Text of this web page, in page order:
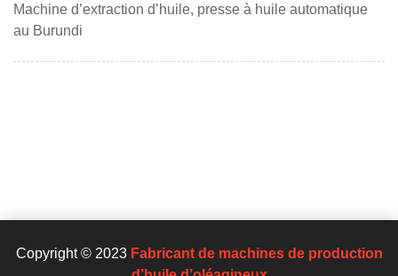
Machine d’extraction d’huile, presse à huile automatique
au Burundi
Copyright © 2023 Fabricant de machines de production